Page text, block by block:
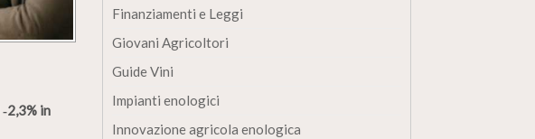
‑2,3% in
Finanziamenti e Leggi
Giovani Agricoltori
Guide Vini
Impianti enologici
Innovazione agricola enologica